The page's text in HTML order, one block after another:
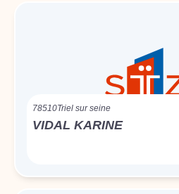
78510Triel sur seine
VIDAL KARINE